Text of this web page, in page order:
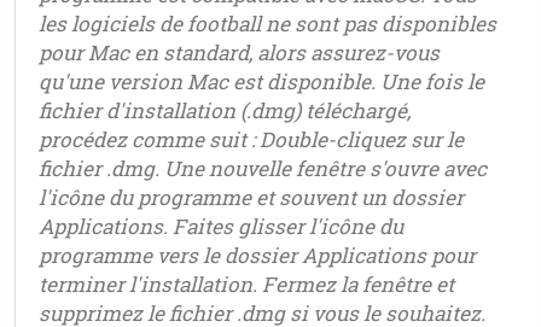
les logiciels de football ne sont pas disponibles
pour Mac en standard, alors assurez-vous
qu'une version Mac est disponible. Une fois le
fichier d'installation (.dmg) téléchargé,
procédez comme suit : Double-cliquez sur le
fichier .dmg. Une nouvelle fenêtre s'ouvre avec
l'icône du programme et souvent un dossier
Applications. Faites glisser l'icône du
programme vers le dossier Applications pour
terminer l'installation. Fermez la fenêtre et
supprimez le fichier .dmg si vous le souhaitez.